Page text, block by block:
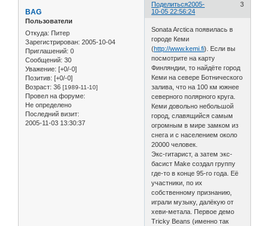
Поделиться 3
2005-
10-05 22:56:24
BAG
Пользователи
Откуда: Питер
Зарегистрирован: 2005-10-04
Приглашений: 0
Сообщений: 30
Уважение: [+0/-0]
Позитив: [+0/-0]
Возраст: 36 [1989-11-10]
Провел на форуме:
Не определено
Последний визит:
2005-11-03 13:30:37
Sonata Arctica появилась в
городе Кеми
(http://www.kemi.fi). Если вы
посмотрите на карту
Финляндии, то найдёте город
Кеми на севере Ботнического
залива, что на 100 км южнее
северного полярного круга.
Кеми довольно небольшой
город, славящийся самым
огромным в мире замком из
снега и с населением около
20000 человек.
Экс-гитарист, а затем экс-
басист Make создал группу
где-то в конце 95-го года. Её
участники, по их
собственному признанию,
играли музыку, далёкую от
хеви-метала. Первое демо
Tricky Beans (именно так